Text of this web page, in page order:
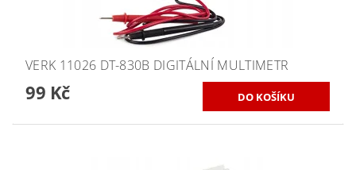
VERK 11026 DT-830B DIGITÁLNÍ MULTIMETR
99 Kč